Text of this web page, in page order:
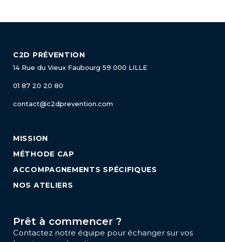
C2D PRÉVENTION
14 Rue du Vieux Faubourg 59 000 LILLE
01 87 20 20 80
contact@c2dprevention.com
MISSION
MÉTHODE CAP
ACCOMPAGNEMENTS SPÉCIFIQUES
NOS ATELIERS
Prêt à commencer ?
Contactez notre équipe pour échanger sur vos